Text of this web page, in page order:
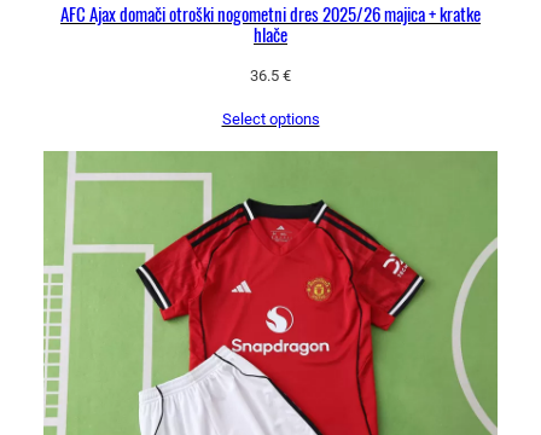
AFC Ajax domači otroški nogometni dres 2025/26 majica + kratke
hlače
36.5 €
Select options